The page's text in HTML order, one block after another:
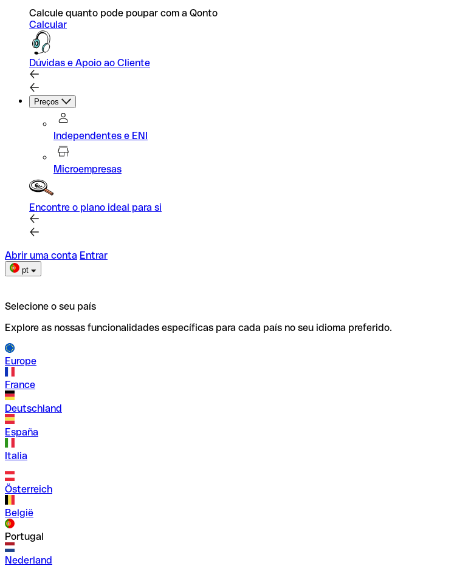
Calcule quanto pode poupar com a Qonto
Calcular
Dúvidas e Apoio ao Cliente
Preços
Independentes e ENI
Microempresas
Encontre o plano ideal para si
Abrir uma conta Entrar
pt
Selecione o seu país
Explore as nossas funcionalidades específicas para cada país no seu idioma preferido.
Europe
France
Deutschland
España
Italia
Österreich
België
Portugal
Nederland